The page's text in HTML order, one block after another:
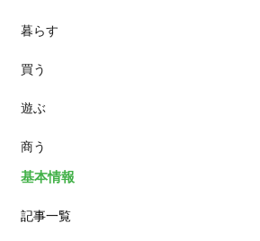
スイーツ
ランチ
カフェ
暮らす
買う
遊ぶ
商う
基本情報
記事一覧